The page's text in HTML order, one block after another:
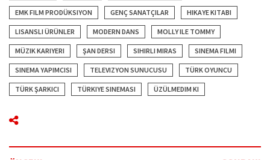
EMK FILM PRODÜKSIYON GENÇ SANATÇILAR HIKAYE KITABI
LISANSLI ÜRÜNLER MODERN DANS MOLLY ILE TOMMY
MÜZIK KARIYERI ŞAN DERSI SIHIRLI MIRAS SINEMA FILMI
SINEMA YAPIMCISI TELEVIZYON SUNUCUSU TÜRK OYUNCU
TÜRK ŞARKICI TÜRKIYE SINEMASI ÜZÜLMEDIM KI